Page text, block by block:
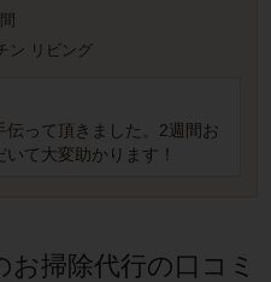
ン リビング
って頂きました。2週間お
て大変助かります！
掃除代行の口コミ